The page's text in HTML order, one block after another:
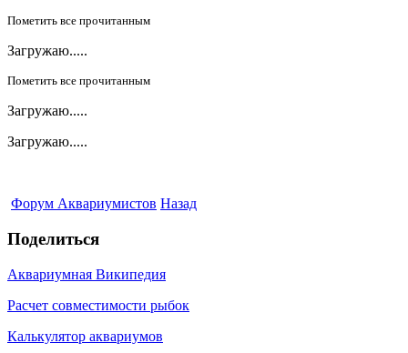
Пометить все прочитанным
Загружаю.....
Пометить все прочитанным
Загружаю.....
Загружаю.....
Форум Аквариумистов Назад
Поделиться
Аквариумная Википедия
Расчет совместимости рыбок
Калькулятор аквариумов